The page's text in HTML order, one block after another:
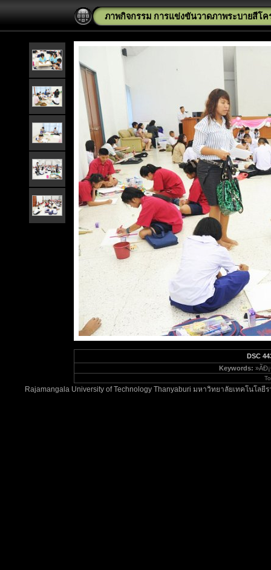
ภาพกิจกรรม การแข่งขันวาดภาพระบายสีโ
DSC
Keywords:
Rajamangala University of Technology Thanyaburi มหาวิทยาลัยเทคโนโ